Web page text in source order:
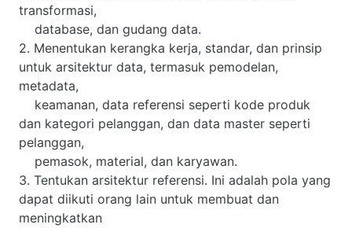
transformasi,
database, dan gudang data.
2. Menentukan kerangka kerja, standar, dan prinsip
untuk arsitektur data, termasuk pemodelan,
metadata,
keamanan, data referensi seperti kode produk
dan kategori pelanggan, dan data master seperti
pelanggan,
pemasok, material, dan karyawan.
3. Tentukan arsitektur referensi. Ini adalah pola yang
dapat diikuti orang lain untuk membuat dan
meningkatkan